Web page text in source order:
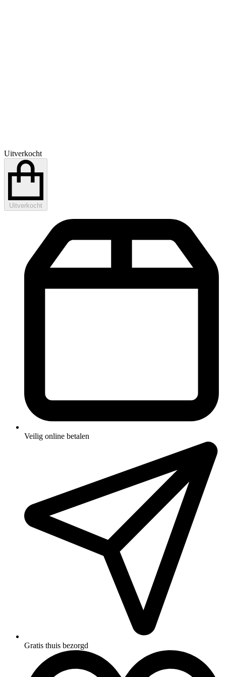
Uitverkocht
Uitverkocht
Veilig online betalen
Gratis thuis bezorgd